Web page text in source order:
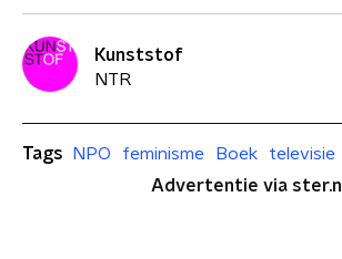
Kunststof
NTR
Tags NPO feminisme Boek televisie
Advertentie via ster.nl